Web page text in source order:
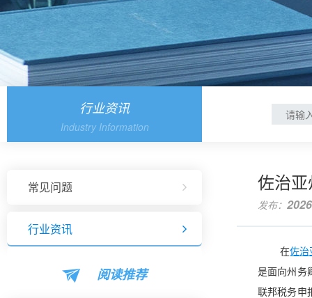
行业资讯
Industry Information
常见问题
行业资讯
阅读推荐
佐治
发布：
在佐治
是面向州务
联邦税务申